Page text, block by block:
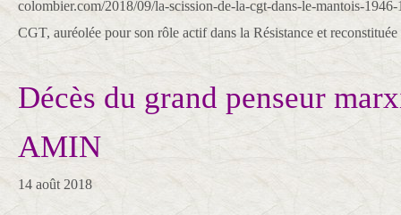
colombier.com/2018/09/la-scission-de-la-cgt-dans-le-mantois-
CGT, auréolée pour son rôle actif dans la Résistance et
Décès du grand penseur
AMIN
14 août 2018